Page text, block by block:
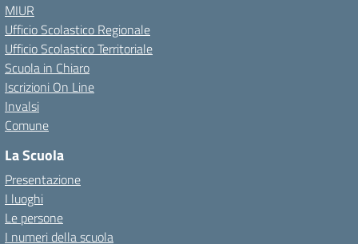
MIUR
Ufficio Scolastico Regionale
Ufficio Scolastico Territoriale
Scuola in Chiaro
Iscrizioni On Line
Invalsi
Comune
La Scuola
Presentazione
I luoghi
Le persone
I numeri della scuola